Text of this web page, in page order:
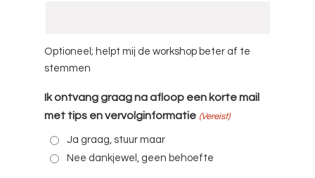
Optioneel; helpt mij de workshop beter af te
stemmen
Ik ontvang graag na afloop een korte mail
met tips en vervolginformatie (Vereist)
Ja graag, stuur maar
Nee dankjewel, geen behoefte